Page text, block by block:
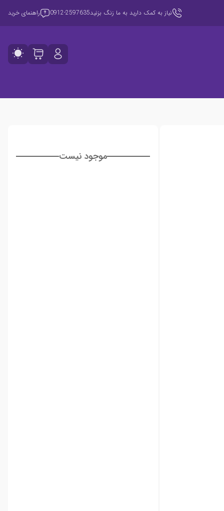
0912-2597635نیاز به کمک دارید به ما زنگ بزنید راهنمای خرید
موجود نیست